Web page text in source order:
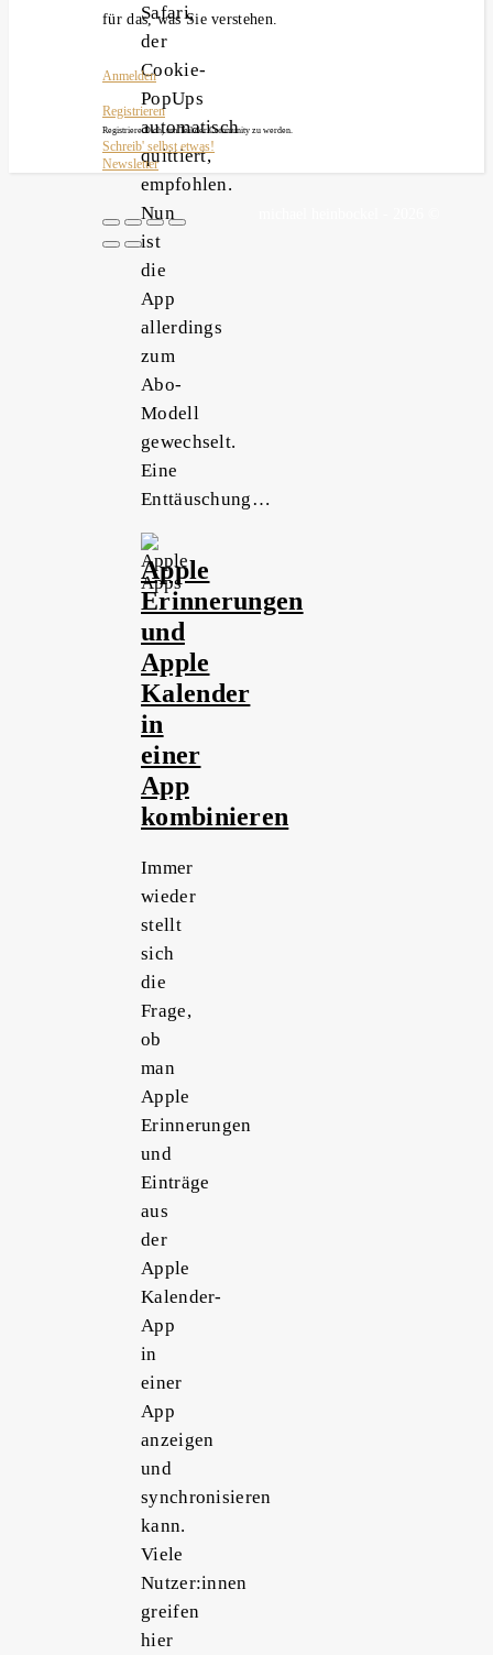
Safari,
der
Cookie-
PopUps
automatisch
quittiert,
empfohlen.
Nun
ist
die
App
allerdings
zum
Abo-
Modell
gewechselt.
Eine
Enttäuschung…
Apple
Erinnerungen
und
Apple
Kalender
in
einer
App
kombinieren
Immer
wieder
stellt
sich
die
Frage,
ob
man
Apple
Erinnerungen
und
Einträge
aus
der
Apple
Kalender-
App
in
einer
App
anzeigen
und
synchronisieren
kann.
Viele
Nutzer:innen
greifen
hier
für das, was Sie verstehen.
Anmelden
Registrieren
Registriere Dich, um Teil der Community zu werden.
Schreib' selbst etwas!
Newsletter